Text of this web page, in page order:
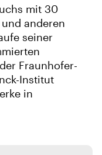
mit 30
anderen
seiner
Fraunhofer-
Institut
in